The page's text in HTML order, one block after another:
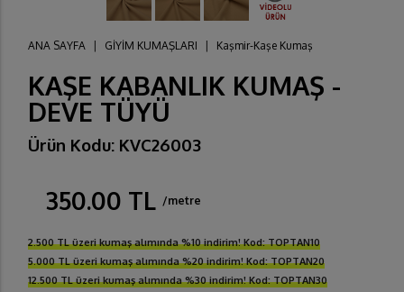
ANA SAYFA GİYİM KUMAŞLARI Kaşmir-Kaşe Kumaş
KAŞE KABANLIK KUMAŞ -
DEVE TÜYÜ
Ürün Kodu: KVC26003
350.00 TL /metre
2.500 TL üzeri kumaş alımında %10 indirim! Kod: TOPTAN10
5.000 TL üzeri kumaş alımında %20 indirim! Kod: TOPTAN20
12.500 TL üzeri kumaş alımında %30 indirim! Kod: TOPTAN30